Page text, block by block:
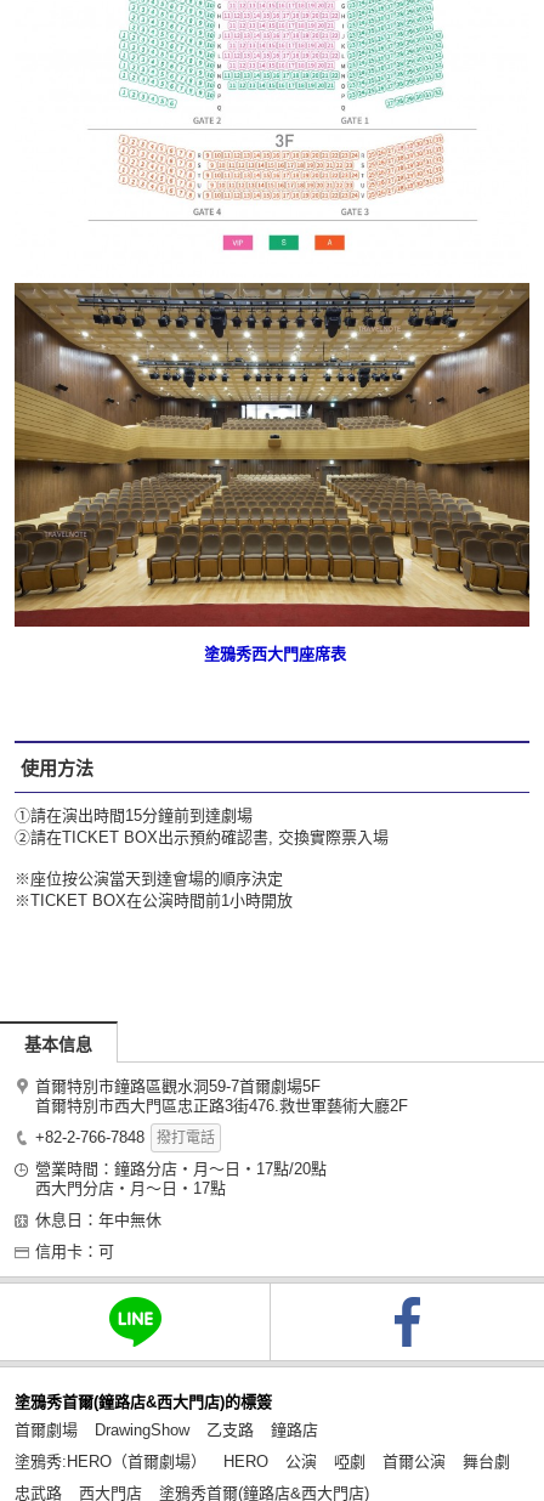
塗鴉秀西大門座席表
使用方法
①請在演出時間15分鐘前到達劇場
②請在TICKET BOX出示預約確認書, 交換實際票入場
※座位按公演當天到達會場的順序決定
※TICKET BOX在公演時間前1小時開放
基本信息
首爾特別市鐘路區觀水洞59-7首爾劇場5F
首爾特別市西大門區忠正路3街476.救世軍藝術大廳2F
+82-2-766-7848
撥打電話
營業時間：鐘路分店・月～日・17點/20點
西大門分店・月～日・17點
休息日：年中無休
信用卡：可
塗鴉秀首爾(鐘路店&西大門店)的標簽
首爾劇場
DrawingShow 乙支路
鐘路店
塗鴉秀:HERO（首爾劇場）
HERO 公演 啞劇 首爾公演
舞台劇
忠武路
西大門店 塗鴉秀首爾(鐘路店&西大門店)